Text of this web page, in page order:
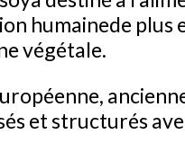
humainede plus
végétale.
et structurés